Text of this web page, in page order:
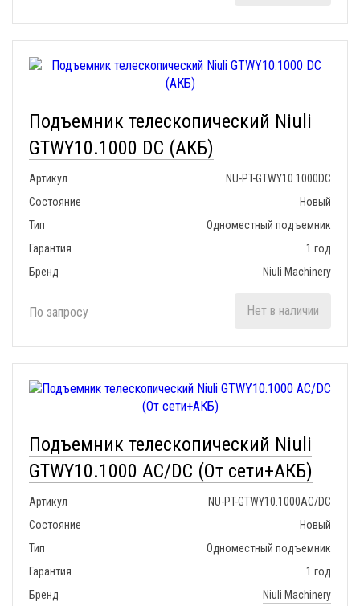
Подъемник телескопический Niuli
GTWY10.1000 DC (АКБ)
Артикул
NU-PT-GTWY10.1000DC
Состояние
Новый
Тип
Одноместный подъемник
Гарантия
1 год
Бренд
Niuli Machinery
По запросу Нет в наличии
Подъемник телескопический Niuli
GTWY10.1000 AC/DC (От сети+АКБ)
Артикул
NU-PT-GTWY10.1000AC/DC
Состояние
Новый
Тип
Одноместный подъемник
Гарантия
1 год
Бренд
Niuli Machinery